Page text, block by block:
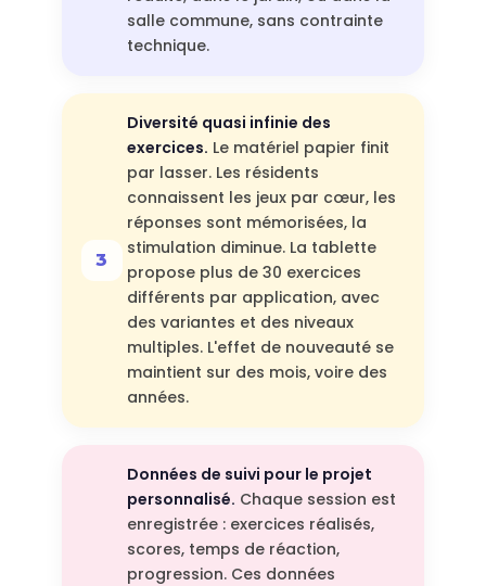
salle commune, sans contrainte
technique.
Diversité quasi infinie des
exercices. Le matériel papier finit
par lasser. Les résidents
connaissent les jeux par cœur, les
réponses sont mémorisées, la
stimulation diminue. La tablette
propose plus de 30 exercices
différents par application, avec
des variantes et des niveaux
multiples. L'effet de nouveauté se
maintient sur des mois, voire des
années.
Données de suivi pour le projet
personnalisé. Chaque session est
enregistrée : exercices réalisés,
scores, temps de réaction,
progression. Ces données